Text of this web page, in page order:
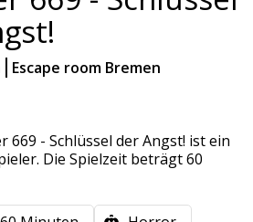
Escape room Bremen
669 - Schlüssel der Angst! ist ein
Die Spielzeit beträgt 60